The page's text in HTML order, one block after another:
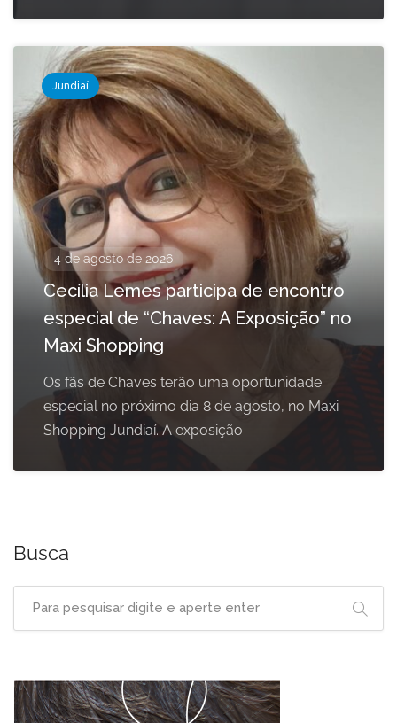
Jundiaí
4 de agosto de 2026
Cecília Lemes participa de encontro
especial de “Chaves: A Exposição” no
Maxi Shopping
Os fãs de Chaves terão uma oportunidade
especial no próximo dia 8 de agosto, no Maxi
Shopping Jundiaí. A exposição
Busca